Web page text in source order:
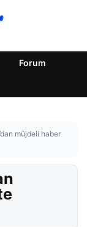
Forum
müjdeli haber